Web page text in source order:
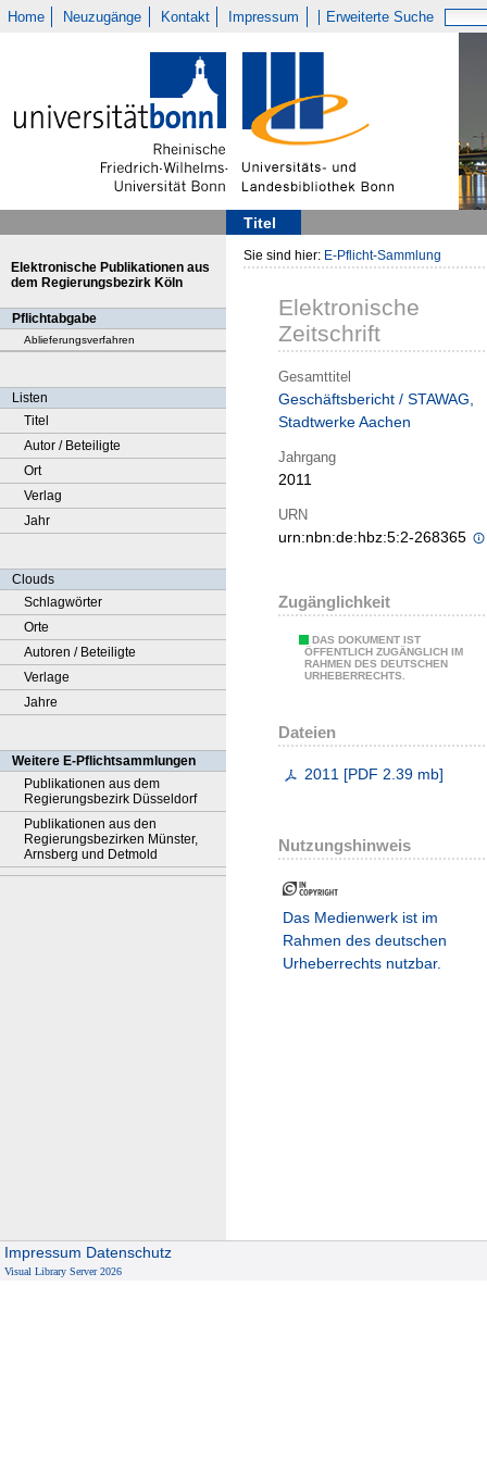
Home Neuzugänge Kontakt Impressum Erweiterte Suche
Titel
Elektronische Publikationen aus
dem Regierungsbezirk Köln
Pflichtabgabe
Ablieferungsverfahren
Listen
Titel
Autor / Beteiligte
Ort
Verlag
Jahr
Clouds
Schlagwörter
Orte
Autoren / Beteiligte
Verlage
Jahre
Weitere E-Pflichtsammlungen
Publikationen aus dem
Regierungsbezirk Düsseldorf
Publikationen aus den
Regierungsbezirken Münster,
Arnsberg und Detmold
Sie sind hier: E-Pflicht-Sammlung
Elektronische
Zeitschrift
Gesamttitel
Geschäftsbericht / STAWAG,
Stadtwerke Aachen
Jahrgang
2011
URN
urn:nbn:de:hbz:5:2-268365
Zugänglichkeit
DAS DOKUMENT IST
ÖFFENTLICH ZUGÄNGLICH IM
RAHMEN DES DEUTSCHEN
URHEBERRECHTS.
Dateien
2011 [PDF 2.39 mb]
Nutzungshinweis
Das Medienwerk ist im
Rahmen des deutschen
Urheberrechts nutzbar.
Impressum Datenschutz
Visual Library Server 2026